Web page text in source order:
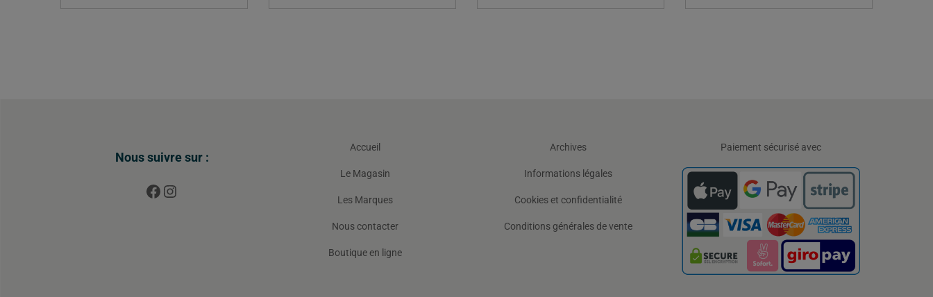
Nous suivre sur :
Accueil
Le Magasin
Les Marques
Nous contacter
Boutique en ligne
Archives
Informations légales
Cookies et confidentialité
Conditions générales de vente
Paiement sécurisé avec